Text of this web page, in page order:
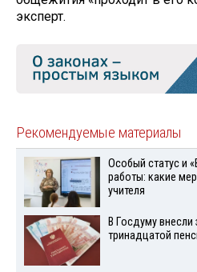
эксперт.
Рекомендуемые материалы
Особый статус и
работы: какие
учителя
В Госдуму
тринадцатой